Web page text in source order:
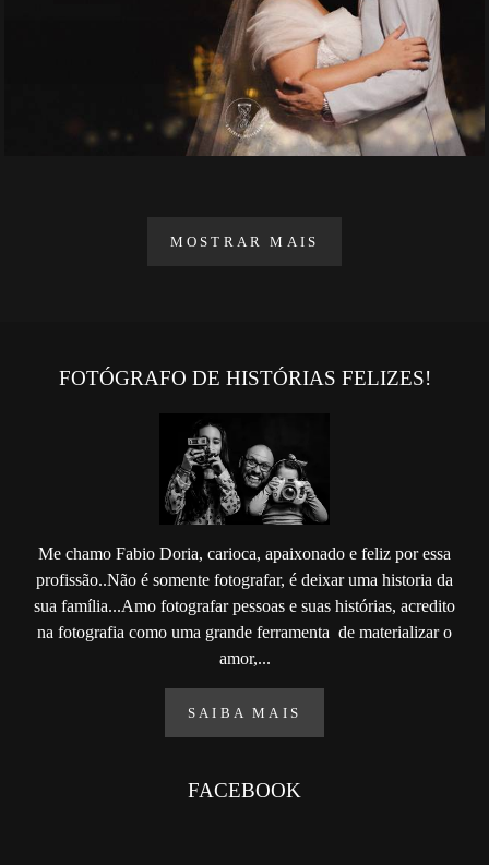
MOSTRAR MAIS
FOTÓGRAFO DE HISTÓRIAS FELIZES!
Me chamo Fabio Doria, carioca, apaixonado e feliz por essa
profissão..Não é somente fotografar, é deixar uma historia da
sua família...Amo fotografar pessoas e suas histórias, acredito
na fotografia como uma grande ferramenta de materializar o
amor,...
SAIBA MAIS
FACEBOOK